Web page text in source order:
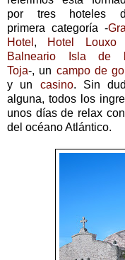
por tres hoteles
primera categoría -
Hotel , Hotel Louxo
Balneario Isla de
Toja-, un campo de
y un casino. Sin
alguna, todos los
unos días de relax
del océano Atlántico.